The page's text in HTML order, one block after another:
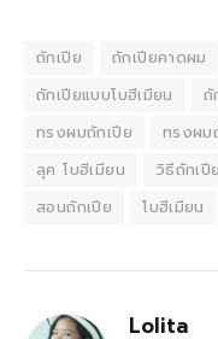
ถักเปีย ถักเปียคาดผม
ถักเปียแบบโบฮีเมียน
ถั
ทรงผมถักเปีย
ทรงผม
ลุค โบฮีเมียน
วิธีถักเปีย
สอนถักเปีย
โบฮีเมียน
Lolita